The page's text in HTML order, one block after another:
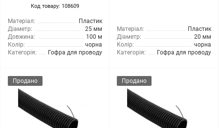
Код товару: 108609
Матеріал:
Пластик
Діаметр:
25 мм
Довжина:
100 м
Колір:
чорна
Категорія:
Гофра для проводу
Матеріал:
Пластик
Діаметр:
20 мм
Колір:
чорна
Категорія:
Гофра для проводу
Продано Продано